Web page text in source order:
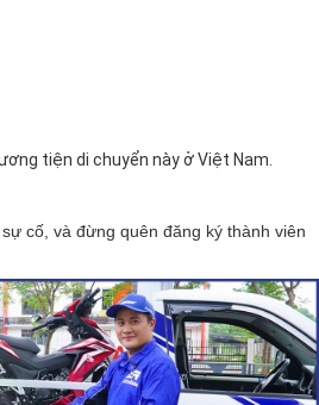
tiện di chuyển này ở Việt Nam.
cố, và đừng quên đăng ký thành viên